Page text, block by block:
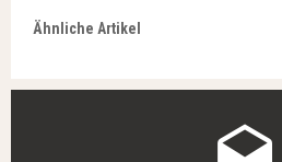
Ähnliche Artikel